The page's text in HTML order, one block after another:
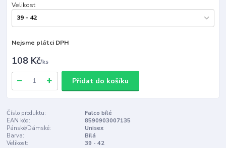
Velikost
Nejsme plátci DPH
108 Kč/ks
Přidat do košíku
Číslo produktu:
Falco bílé
EAN kód:
8590903007135
Pánské/Dámské:
Unisex
Barva:
Bílá
Velikost:
39 - 42